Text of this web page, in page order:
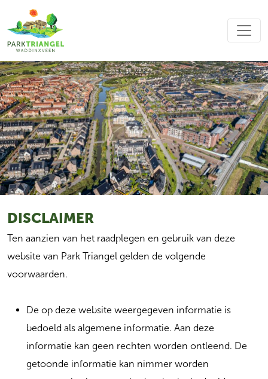
DISCLAIMER
Ten aanzien van het raadplegen en gebruik van deze
website van Park Triangel gelden de volgende
voorwaarden.
De op deze website weergegeven informatie is
bedoeld als algemene informatie. Aan deze
informatie kan geen rechten worden ontleend. De
getoonde informatie kan nimmer worden